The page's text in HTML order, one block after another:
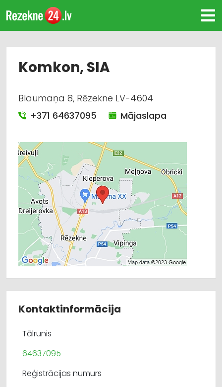
Komkon, SIA
Blaumaņa 8, Rēzekne LV-4604
+371 64637095
Mājaslapa
Kontaktinformācija
Tālrunis
64637095
Reģistrācijas numurs